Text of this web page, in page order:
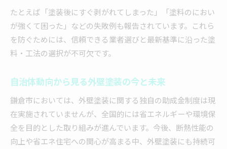
たとえば「塗装後にすぐ剥がれてしまった」「塗料のにおい
が強くて困った」などの失敗例も報告されています。これら
を防ぐためには、信頼できる業者選びと最新基準に沿った塗
料・工法の選択が不可欠です。
自治体動向から見る外壁塗装の今と未来
鎌倉市においては、外壁塗装に関する独自の助成金制度は現
在実施されていませんが、全国的には省エネルギーや環境保
全を目的とした取り組みが進んでいます。今後、断熱性能の
向上や省エネ住宅への関心が高まる中、外壁塗装にも持続可